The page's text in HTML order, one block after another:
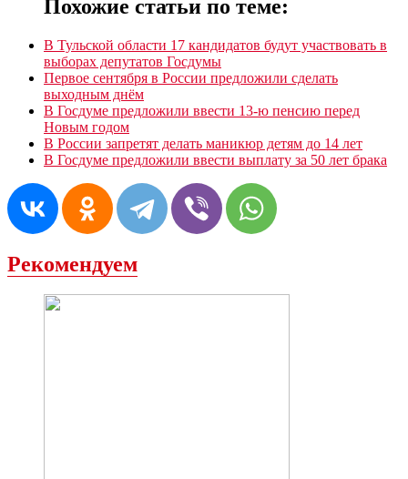
Похожие статьи по теме:
В Тульской области 17 кандидатов будут участвовать в
выборах депутатов Госдумы
Первое сентября в России предложили сделать
выходным днём
В Госдуме предложили ввести 13-ю пенсию перед
Новым годом
В России запретят делать маникюр детям до 14 лет
В Госдуме предложили ввести выплату за 50 лет брака
Рекомендуем